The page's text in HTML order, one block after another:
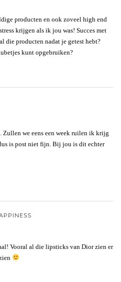
producten en ook zoveel high end
krijgen als ik jou was! Succes met
die producten nadat je getest hebt?
kunt opgebruiken?
Zullen we eens een week ruilen ik krijg
is post niet fijn. Bij jou is dit echter
Vooral al die lipsticks van Dior zien er